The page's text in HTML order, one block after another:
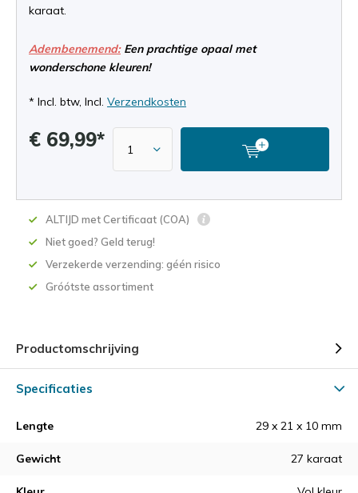
karaat.
Adembenemend:Een prachtige opaal met
wonderschone kleuren!
* Incl. btw, Incl. Verzendkosten
€ 69,99*
ALTIJD met Certificaat (COA)
Niet goed? Geld terug!
Verzekerde verzending: géén risico
Gróótste assortiment
Productomschrijving
Specificaties
Lengte 29 x 21 x 10 mm
Gewicht 27 karaat